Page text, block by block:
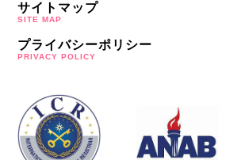
サイトマップ
SITE MAP
プライバシーポリシー
PRIVACY POLICY